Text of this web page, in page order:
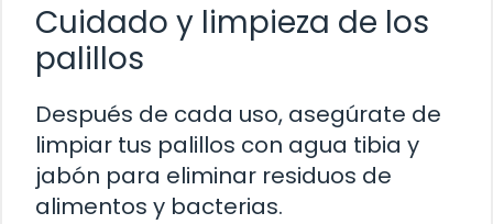
Cuidado y limpieza de los
palillos
Después de cada uso, asegúrate de
limpiar tus palillos con agua tibia y
jabón para eliminar residuos de
alimentos y bacterias.